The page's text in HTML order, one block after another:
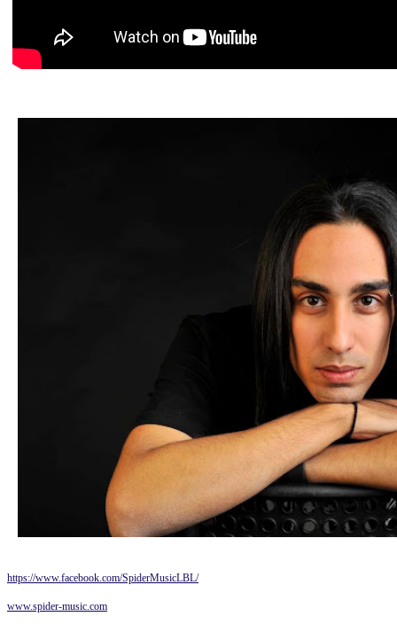
https://www.facebook.com/SpiderMusicLBL/
www.spider-music.com